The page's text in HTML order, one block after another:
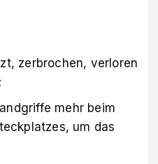
zerbrochen, verloren
mehr beim
um das